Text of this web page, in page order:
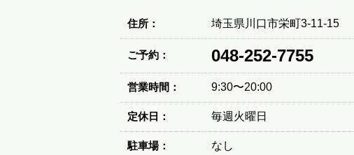
住所： 埼玉県川口市栄町3-11-15
ご予約： 048-252-7755
営業時間： 9:30〜20:00
定休日： 毎週火曜日
駐車場： なし